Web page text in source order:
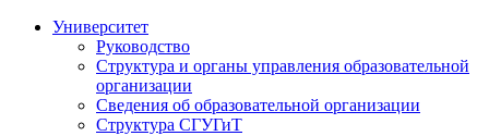
Университет
Руководство
Структура и органы управления образовательной
организации
Сведения об образовательной организации
Структура СГУГиТ